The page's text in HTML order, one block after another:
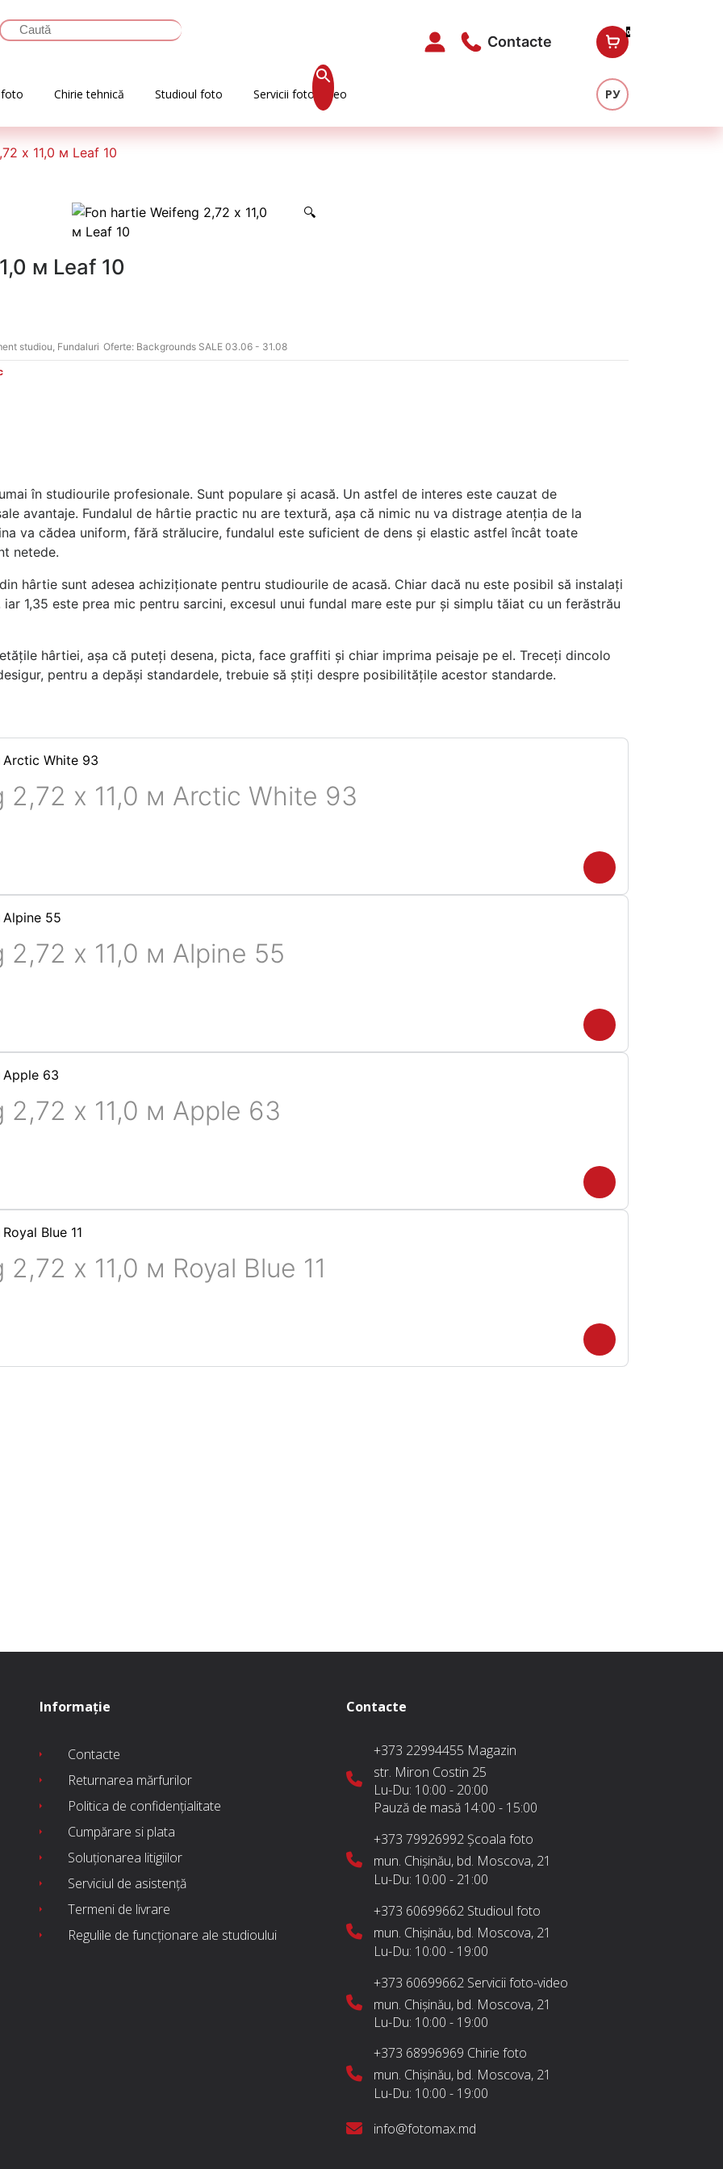
Contacte
0
Chirie tehnică Studioul foto Servicii foto-video РУ
х 11,0 м Leaf 10
🔍
м Leaf 10
studiou Fundaluri Oferte: Backgrounds SALE 03.06 - 31.08
în studiourile profesionale. Sunt populare și acasă. Un astfel de interes este cauzat de
avantaje. Fundalul de hârtie practic nu are textură, așa că nimic nu va distrage atenția de la
va cădea uniform, fără strălucire, fundalul este suficient de dens și elastic astfel încât toate
netede.
hârtie sunt adesea achiziționate pentru studiourile de acasă. Chiar dacă nu este posibil să instalați
1,35 este prea mic pentru sarcini, excesul unui fundal mare este pur și simplu tăiat cu un ferăstrău
hârtiei, așa că puteți desena, picta, face graffiti și chiar imprima peisaje pe el. Treceți dincolo
pentru a depăși standardele, trebuie să știți despre posibilitățile acestor standarde.
2,72 х 11,0 м Arctic White 93
2,72 х 11,0 м Alpine 55
2,72 х 11,0 м Apple 63
х 11,0 м Royal Blue 11
Informație
Contacte
Returnarea mărfurilor
Politica de confidențialitate
Cumpărare si plata
Soluționarea litigiilor
Serviciul de asistență
Termeni de livrare
Regulile de funcționare ale studioului
Contacte
+373 22994455 Magazin
str. Miron Costin 25
Lu-Du: 10:00 - 20:00
Pauză de masă 14:00 - 15:00
+373 79926992 Școala foto
mun. Chișinău, bd. Moscova, 21
Lu-Du: 10:00 - 21:00
+373 60699662 Studioul foto
mun. Chișinău, bd. Moscova, 21
Lu-Du: 10:00 - 19:00
+373 60699662 Servicii foto-video
mun. Chișinău, bd. Moscova, 21
Lu-Du: 10:00 - 19:00
+373 68996969 Chirie foto
mun. Chișinău, bd. Moscova, 21
Lu-Du: 10:00 - 19:00
info@fotomax.md